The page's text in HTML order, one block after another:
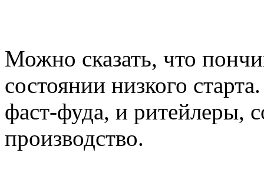
Можно сказать, что
состоянии низкого
фаст-фуда, и ритейлеры,
производство.